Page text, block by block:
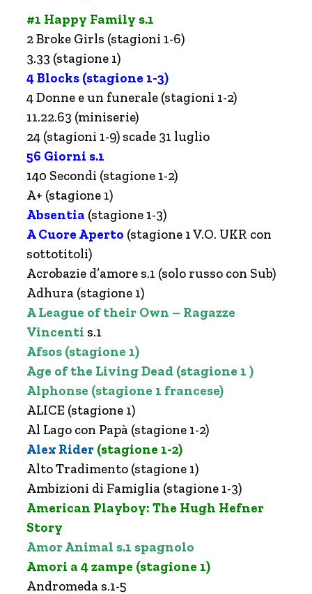
#1 Happy Family s.1
2 Broke Girls (stagioni 1-6)
3.33 (stagione 1)
4 Blocks (stagione 1-3)
4 Donne e un funerale (stagioni 1-2)
11.22.63 (miniserie)
24 (stagioni 1-9) scade 31 luglio
56 Giorni s.1
140 Secondi (stagione 1-2)
A+ (stagione 1)
Absentia (stagione 1-3)
A Cuore Aperto (stagione 1 V.O. UKR con
sottotitoli)
Acrobazie d’amore s.1 (solo russo con Sub)
Adhura (stagione 1)
A League of their Own – Ragazze
Vincenti s.1
Afsos (stagione 1)
Age of the Living Dead (stagione 1 )
Alphonse (stagione 1 francese)
ALICE (stagione 1)
Al Lago con Papà (stagione 1-2)
Alex Rider (stagione 1-2)
Alto Tradimento (stagione 1)
Ambizioni di Famiglia (stagione 1-3)
American Playboy: The Hugh Hefner
Story
Amor Animal s.1 spagnolo
Amori a 4 zampe (stagione 1)
Andromeda s.1-5